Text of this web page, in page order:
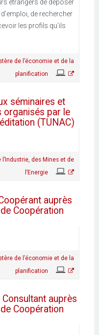
étrangers de déposer
de rechercher
les profils qu'ils
de l’économie et de la
planification
séminaires et
par le
(TUNAC)
l’Industrie, des Mines et de
l’Energie
auprès
Coopération
de l’économie et de la
planification
auprès
Coopération